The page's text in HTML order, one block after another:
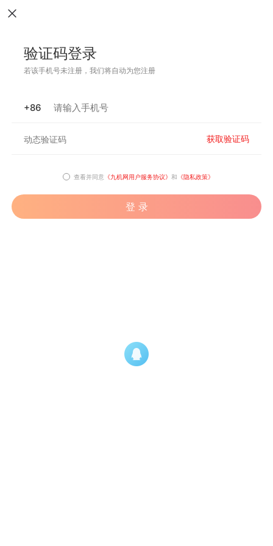
验证码登录
若该手机号未注册，我们将自动为您注册
+86
获取验证码
查看并同意 《九机网用户服务协议》 和 《隐私政策》
登 录